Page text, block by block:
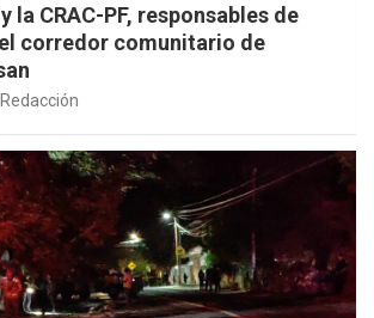
la CRAC-PF, responsables de
corredor comunitario de
Redacción